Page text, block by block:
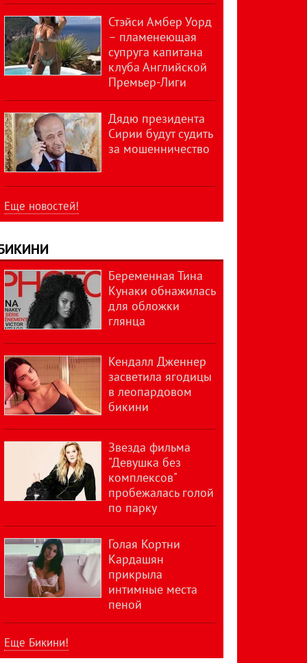
Стэйси Амбер Уорд
– пламенеющая
супруга капитана
клуба Английской
Премьер-Лиги
Дядю президента
Сирии будут судить
за мошенничество
Еще новостей!
Беременная Тина
Кунаки обнажилась
для обложки
глянца
Кендалл Дженнер
засветила ягодицы
в леопардовом
бикини
Звезда фильма
"Девушка без
комплексов"
пробежалась голой
по парку
Голая Кортни
Кардашян
прикрыла
интимные места
пеной
Еще Бикини!